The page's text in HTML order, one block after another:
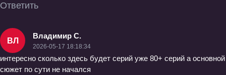
Ответить
ВЛ
Владимир С.
2026-05-17 18:18:34
интересно сколько здесь будет серий уже 80+ серий а основной
сюжет по сути не начался